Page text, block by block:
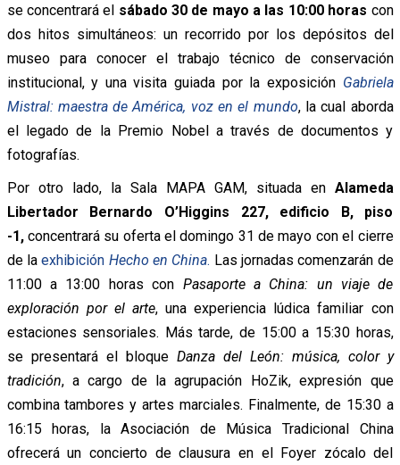
se concentrará el sábado 30 de mayo a las 10:00 horas con
dos hitos simultáneos: un recorrido por los depósitos del
museo para conocer el trabajo técnico de conservación
institucional, y una visita guiada por la exposición Gabriela
Mistral: maestra de América, voz en el mundo, la cual aborda
el legado de la Premio Nobel a través de documentos y
fotografías.
Por otro lado, la Sala MAPA GAM, situada en Alameda
Libertador Bernardo O’Higgins 227, edificio B, piso
-1,concentrará su oferta el domingo 31 de mayo con el cierre
de laexhibición Hecho en China. Las jornadas comenzarán de
11:00 a 13:00 horas con Pasaporte a China: un viaje de
exploración por el arte, una experiencia lúdica familiar con
estaciones sensoriales. Más tarde, de 15:00 a 15:30 horas,
se presentará el bloque Danza del León: música, color y
tradición, a cargo de la agrupación HoZik, expresión que
combina tambores y artes marciales. Finalmente, de 15:30 a
16:15 horas, la Asociación de Música Tradicional China
ofrecerá un concierto de clausura en el Foyer zócalo del